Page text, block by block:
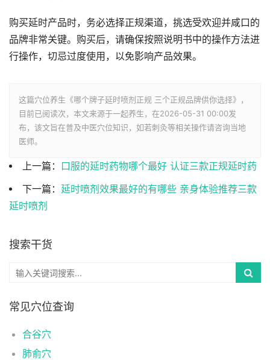
购买延时产品时，务必选择正规渠道，挑选受欢迎并咸口的
品牌非常关键。购买后，请确保按照说明书中的操作方法进
行操作，切忌过度使用，以免影响产品效果。
这篇穴位养生《哪个牌子延时喷剂正规 三个正规品牌供你选择》，
目前已阅读次，本文来源于一起养生，在2026-05-31 00:00发
布，该文旨在普及中医穴位知识，如若刺灸等相关操作请咨询当地
医师。
上一篇：
口服的延时药物哪个最好 认证三款正规延时药
下一篇： 延时喷剂效果最好的有哪些 亲身体验推荐三款
延时喷剂
搜索干货
常见穴位查询
合谷穴
肺俞穴